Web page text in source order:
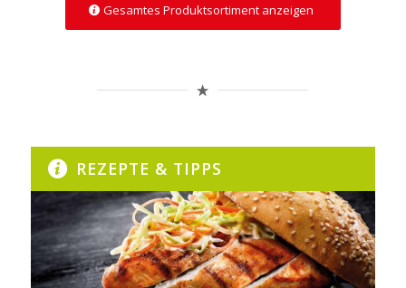
Gesamtes Produktsortiment anzeigen
REZEPTE & TIPPS